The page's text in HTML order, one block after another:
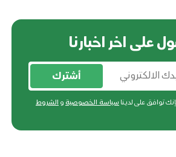
على اخر اخبارنا
أشترك
توافق على لدينا سياسة الخصوصية و الشروط